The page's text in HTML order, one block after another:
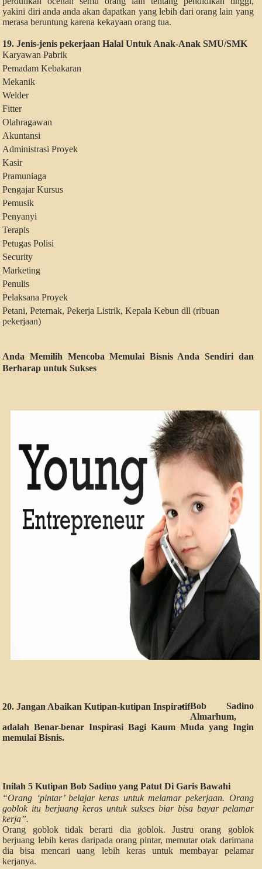
yakini diri anda anda akan dapatkan yang lebih dari orang lain yang
merasa beruntung karena kekayaan orang tua.
19. Jenis-jenis pekerjaan Halal Untuk Anak-Anak SMU/SMK
Karyawan Pabrik
Pemadam Kebakaran
Mekanik
Welder
Fitter
Olahragawan
Akuntansi
Administrasi Proyek
Kasir
Pramuniaga
Pengajar Kursus
Pemusik
Penyanyi
Terapis
Petugas Polisi
Security
Marketing
Penulis
Pelaksana Proyek
Petani, Peternak, Pekerja Listrik, Kepala Kebun dll (ribuan
pekerjaan)
Anda Memilih Mencoba Memulai Bisnis Anda Sendiri dan
Berharap untuk Sukses
20. Jangan Abaikan Kutipan-kutipan InspiratifBob Sadino
Almarhum,
adalah Benar-benar Inspirasi Bagi Kaum Muda yang Ingin
memulai Bisnis.
Inilah 5 Kutipan Bob Sadino yang Patut Di Garis Bawahi
“Orang ‘pintar’ belajar keras untuk melamar pekerjaan. Orang
goblok itu berjuang keras untuk sukses biar bisa bayar pelamar
kerja”.
Orang goblok tidak berarti dia goblok. Justru orang goblok
berjuang lebih keras daripada orang pintar, memutar otak darimana
dia bisa mencari uang lebih keras untuk membayar pelamar
kerjanya.